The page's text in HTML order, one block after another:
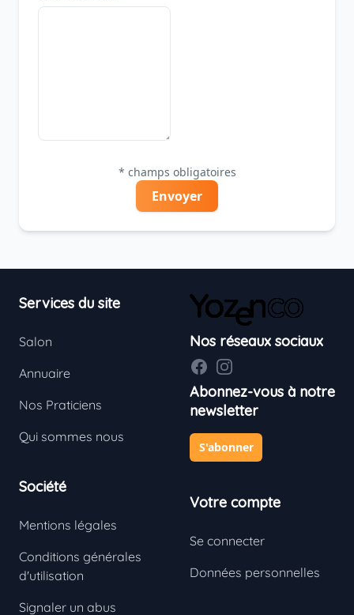
* champs obligatoires
Envoyer
Services du site
Salon
Annuaire
Nos Praticiens
Qui sommes nous
Société
Mentions légales
Conditions générales
d'utilisation
Signaler un abus
Nos réseaux sociaux
FacebookInstagram
Abonnez-vous à notre
newsletter
S'abonner
Votre compte
Se connecter
Données personnelles